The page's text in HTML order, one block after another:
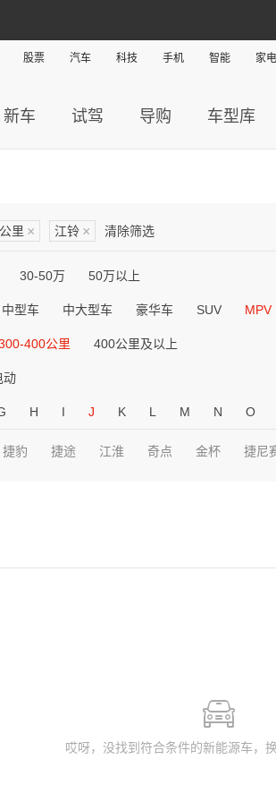
股票 汽车 科技 手机 智能 家电
新车 试驾 导购 车型库
里 × 江铃 × 清除筛选
30-50万 50万以上
中型车 中大型车 豪华车 SUV MPV
400公里 400公里及以上
动
H I J K L M N O
捷豹 捷途 江淮 奇点 金杯 捷尼
哎呀，没找到符合条件的新能源车，